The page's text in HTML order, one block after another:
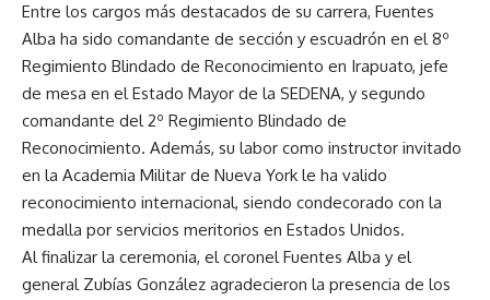
Entre los cargos más destacados de su carrera, Fuentes
Alba ha sido comandante de sección y escuadrón en el 8º
Regimiento Blindado de Reconocimiento en Irapuato, jefe
de mesa en el Estado Mayor de la SEDENA, y segundo
comandante del 2º Regimiento Blindado de
Reconocimiento. Además, su labor como instructor invitado
en la Academia Militar de Nueva York le ha valido
reconocimiento internacional, siendo condecorado con la
medalla por servicios meritorios en Estados Unidos.
Al finalizar la ceremonia, el coronel Fuentes Alba y el
general Zubías González agradecieron la presencia de los